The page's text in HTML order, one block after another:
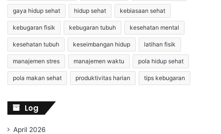
gaya hidup sehat hidup sehat kebiasaan sehat
kebugaran fisik kebugaran tubuh kesehatan mental
kesehatan tubuh keseimbangan hidup latihan fisik
manajemen stres manajemen waktu pola hidup sehat
pola makan sehat produktivitas harian tips kebugaran
Log
April 2026